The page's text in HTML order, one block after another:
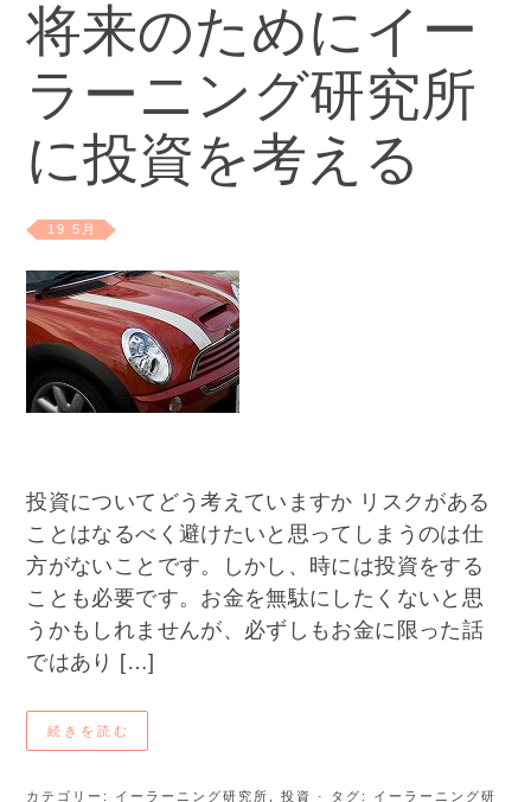
将来のためにイー
ラーニング研究所
に投資を考える
19 5月
投資についてどう考えていますか リスクがある
ことはなるべく避けたいと思ってしまうのは仕
方がないことです。しかし、時には投資をする
ことも必要です。お金を無駄にしたくないと思
うかもしれませんが、必ずしもお金に限った話
ではあり […]
続きを読む
カテゴリー: イーラーニング研究所 ,投資 · タグ: イーラーニング研